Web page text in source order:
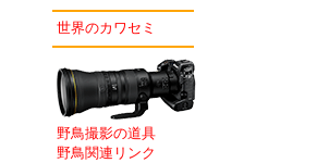
世界のカワセミ
野鳥撮影の道具
野鳥関連リンク